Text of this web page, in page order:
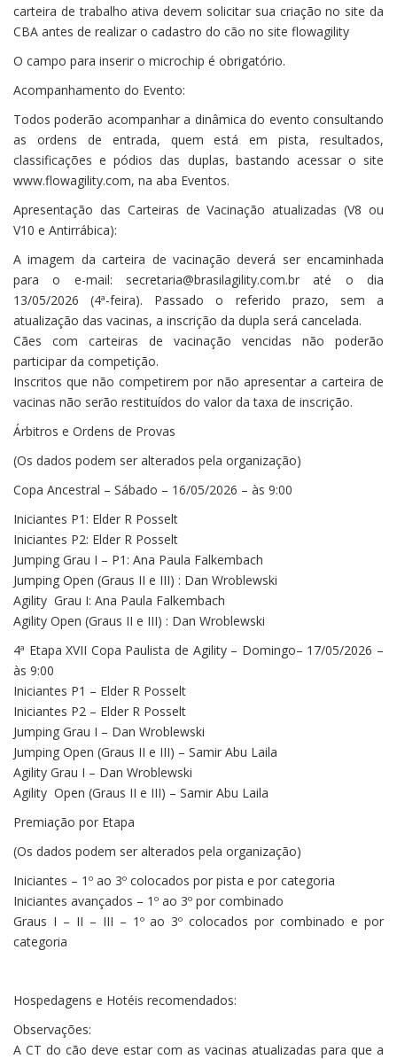
carteira de trabalho ativa devem solicitar sua criação no site da
CBA antes de realizar o cadastro do cão no site flowagility
O campo para inserir o microchip é obrigatório.
Acompanhamento do Evento:
Todos poderão acompanhar a dinâmica do evento consultando
as ordens de entrada, quem está em pista, resultados,
classificações e pódios das duplas, bastando acessar o site
www.flowagility.com, na aba Eventos.
Apresentação das Carteiras de Vacinação atualizadas (V8 ou
V10 e Antirrábica):
A imagem da carteira de vacinação deverá ser encaminhada
para o e-mail: secretaria@brasilagility.com.br até o dia
13/05/2026 (4ª-feira). Passado o referido prazo, sem a
atualização das vacinas, a inscrição da dupla será cancelada.
Cães com carteiras de vacinação vencidas não poderão
participar da competição.
Inscritos que não competirem por não apresentar a carteira de
vacinas não serão restituídos do valor da taxa de inscrição.
Árbitros e Ordens de Provas
(Os dados podem ser alterados pela organização)
Copa Ancestral – Sábado – 16/05/2026 – às 9:00
Iniciantes P1: Elder R Posselt
Iniciantes P2: Elder R Posselt
Jumping Grau I – P1: Ana Paula Falkembach
Jumping Open (Graus II e III) : Dan Wroblewski
Agility Grau I: Ana Paula Falkembach
Agility Open (Graus II e III) : Dan Wroblewski
4ª Etapa XVII Copa Paulista de Agility – Domingo– 17/05/2026 –
às 9:00
Iniciantes P1 – Elder R Posselt
Iniciantes P2 – Elder R Posselt
Jumping Grau I – Dan Wroblewski
Jumping Open (Graus II e III) – Samir Abu Laila
Agility Grau I – Dan Wroblewski
Agility Open (Graus II e III) – Samir Abu Laila
Premiação por Etapa
(Os dados podem ser alterados pela organização)
Iniciantes – 1º ao 3º colocados por pista e por categoria
Iniciantes avançados – 1º ao 3º por combinado
Graus I – II – III – 1º ao 3º colocados por combinado e por
categoria
Hospedagens e Hotéis recomendados:
Observações:
A CT do cão deve estar com as vacinas atualizadas para que a